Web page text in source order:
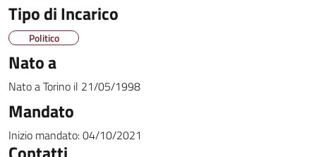
Tipo di Incarico
Politico
Nato a
Nato aTorino il 21/05/1998
Mandato
Inizio mandato:04/10/2021